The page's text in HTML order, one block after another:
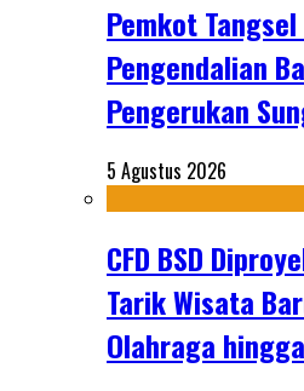
Pemkot
Pengendalian
Pengerukan
5 Agustus 2026
CFD BSD
Tarik Wisata
Olahraga